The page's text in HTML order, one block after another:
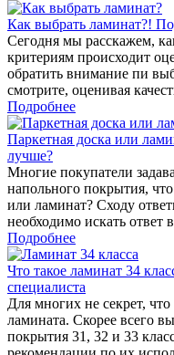
Как выбрать ламинат?!
Сегодня мы расскажем,
критериям происходит
обратить внимание пи
смотрите, оценивая
Подробнее
Паркетная доска или
лучше?
Многие покупатели
напольного покрытия,
или ламинат? Сходу
необходимо искать ответ
Подробнее
Что такое ламинат 34
специалиста
Для многих не секрет, что
ламината. Скорее всего
покрытия 31, 32 и 33